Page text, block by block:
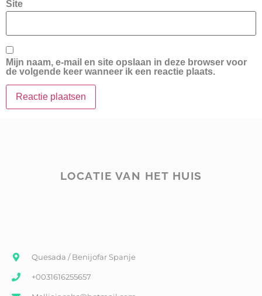
Site
Mijn naam, e-mail en site opslaan in deze browser voor
de volgende keer wanneer ik een reactie plaats.
LOCATIE VAN HET HUIS
Quesada / Benijofar Spanje
+0031616255657